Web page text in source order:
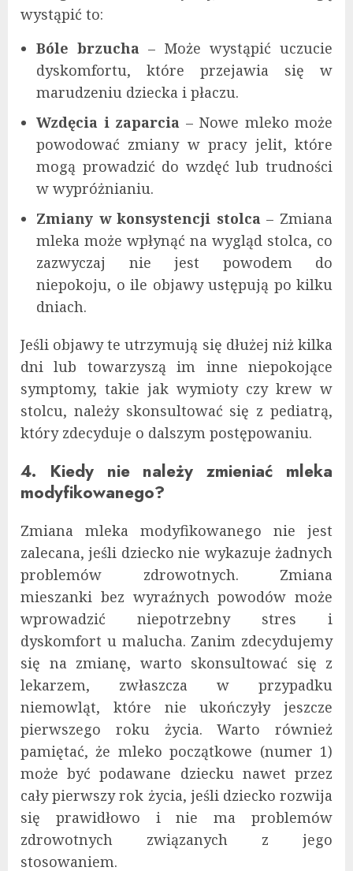
wystąpić to:
Bóle brzucha – Może wystąpić uczucie
dyskomfortu, które przejawia się w
marudzeniu dziecka i płaczu.
Wzdęcia i zaparcia – Nowe mleko może
powodować zmiany w pracy jelit, które
mogą prowadzić do wzdęć lub trudności
w wypróżnianiu.
Zmiany w konsystencji stolca – Zmiana
mleka może wpłynąć na wygląd stolca, co
zazwyczaj nie jest powodem do
niepokoju, o ile objawy ustępują po kilku
dniach.
Jeśli objawy te utrzymują się dłużej niż kilka
dni lub towarzyszą im inne niepokojące
symptomy, takie jak wymioty czy krew w
stolcu, należy skonsultować się z pediatrą,
który zdecyduje o dalszym postępowaniu.
4. Kiedy nie należy zmieniać mleka
modyfikowanego?
Zmiana mleka modyfikowanego nie jest
zalecana, jeśli dziecko nie wykazuje żadnych
problemów zdrowotnych. Zmiana
mieszanki bez wyraźnych powodów może
wprowadzić niepotrzebny stres i
dyskomfort u malucha. Zanim zdecydujemy
się na zmianę, warto skonsultować się z
lekarzem, zwłaszcza w przypadku
niemowląt, które nie ukończyły jeszcze
pierwszego roku życia. Warto również
pamiętać, że mleko początkowe (numer 1)
może być podawane dziecku nawet przez
cały pierwszy rok życia, jeśli dziecko rozwija
się prawidłowo i nie ma problemów
zdrowotnych związanych z jego
stosowaniem.